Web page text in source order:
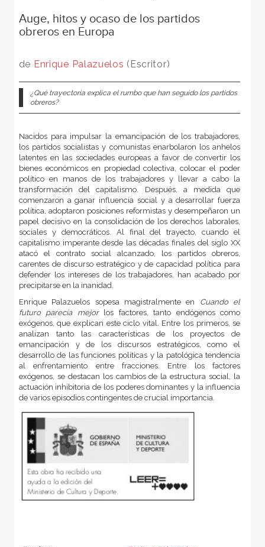
Auge, hitos y ocaso de los partidos
obreros en Europa
de Enrique Palazuelos (Escritor)
¿Qué trayectoria explica el rumbo que han seguido los partidos
obreros?
Nacidos para impulsar la emancipación de los trabajadores,
los partidos socialistas y comunistas enarbolaron los anhelos
latentes en las sociedades europeas a favor de convertir los
bienes económicos en propiedad colectiva, colocar el poder
político en manos de los trabajadores y llevar a cabo la
transformación del capitalismo. Después, a medida que
comenzaron a ganar influencia social y a desarrollar fuerza
política, adoptaron posiciones reformistas y desempeñaron un
papel decisivo en la consolidación de los derechos laborales,
sociales y democráticos. Al final del trayecto, cuando el
capitalismo imperante desde las décadas finales del siglo XX
atacó el contrato social alcanzado, los partidos obreros,
carentes de discurso estratégico y de capacidad política para
defender los intereses de los trabajadores, han acabado por
precipitarse en la inanidad.
Enrique Palazuelos sopesa magistralmente en Cuando el
futuro parecía mejorlos factores, tanto endógenos como
exógenos, que explican este ciclo vital. Entre los primeros, se
analizan tanto las características de los proyectos de
emancipación y de los discursos estratégicos, como el
desarrollo de las funciones políticas y la patológica tendencia
al enfrentamiento entre fracciones. Entre los factores
exógenos, se destacan los cambios de la estructura social, la
actuación inhibitoria de los poderes dominantes y la influencia
de varios episodios contingentes de crucial importancia.